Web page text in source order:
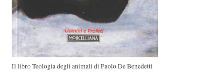
Il libro Teologia degli animali di Paolo De Benedetti